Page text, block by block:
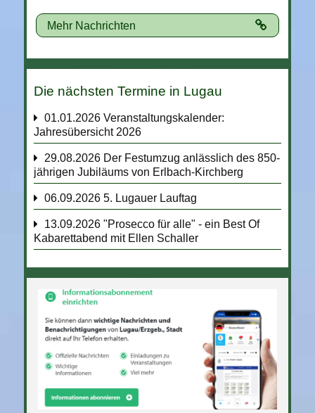
Mehr Nachrichten
Die nächsten Termine in Lugau
01.01.2026 Veranstaltungskalender:
Jahresübersicht 2026
29.08.2026 Der Festumzug anlässlich des 850-
jährigen Jubiläums von Erlbach-Kirchberg
06.09.2026 5. Lugauer Lauftag
13.09.2026 "Prosecco für alle" - ein Best Of
Kabarettabend mit Ellen Schaller